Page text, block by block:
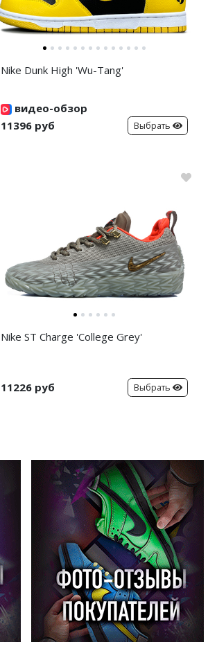
Nike Dunk High 'Wu-Tang'
видео-обзор
11396 руб
Выбрать
Nike ST Charge 'College Grey'
11226 руб Выбрать